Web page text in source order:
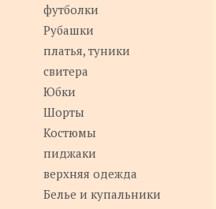
футболки
Рубашки
платья, туники
свитера
Юбки
Шорты
Костюмы
пиджаки
верхняя одежда
Белье и купальники